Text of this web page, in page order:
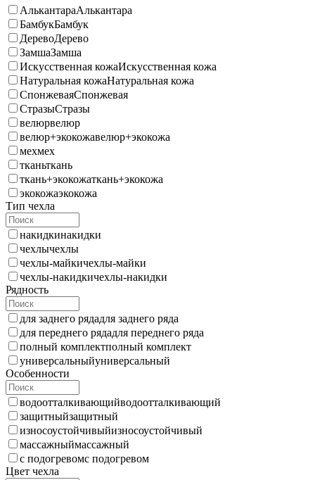
АлькантараАлькантара
БамбукБамбук
ДеревоДерево
ЗамшаЗамша
Искусственная кожаИскусственная кожа
Натуральная кожаНатуральная кожа
СпонжеваяСпонжевая
СтразыСтразы
велюрвелюр
велюр+экокожавелюр+экокожа
мехмех
тканьткань
ткань+экокожаткань+экокожа
экокожаэкокожа
Тип чехла
накидкинакидки
чехлычехлы
чехлы-майкичехлы-майки
чехлы-накидкичехлы-накидки
Рядность
для заднего рядадля заднего ряда
для переднего рядадля переднего ряда
полный комплектполный комплект
универсальныйуниверсальный
Особенности
водоотталкивающийводоотталкивающий
защитныйзащитный
износоустойчивыйизносоустойчивый
массажныймассажный
с подогревомс подогревом
Цвет чехла